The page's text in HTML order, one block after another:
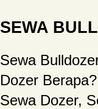
SEWA
Sewa
Dozer
Sewa Dozer,